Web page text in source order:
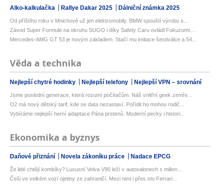
Alko-kalkulačka Rallye Dakar 2025 Dálniční známka 2025
Od příštího roku v Mnichově už jen elektromobily. BMW spouští výrobu s...
Závod Super Formule na okruhu SUGO i díky Safety Caru ovládl Fukuzumi....
Mercedes-AMG GT 53 je novým základem. Stačí mu imitace šestiválce a 54...
Věda a technika
Nejlepší chytré hodinky Nejlepší telefony Nejlepší VPN – srovnání
Jsme poslední generace, která rozumí počítačům. Náš vnitřní geek zemře...
O2 má nový dětský tarif, kde se data nezastaví. Pořídit ho mohou rodič...
Vybíráme nejlepší herní adaptace Pána prstenů. Moderní pecky i histori...
Ekonomika a byznys
Daňové přiznání Novela zákoníku práce Nadace EPCG
Že lidé chtějí kombíky? Luxusní Volva V90 leží v autosalonech s milion...
Češi ve velkém vozí ojetiny ze zahraničí. Mezi nimi i přes sto Ferrari...